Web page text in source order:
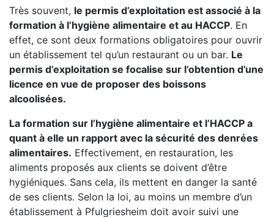
Très souvent, le permis d’exploitation est associé à la
formation à l’hygiène alimentaire et au HACCP. En
effet, ce sont deux formations obligatoires pour ouvrir
un établissement tel qu’un restaurant ou un bar. Le
permis d’exploitation se focalise sur l’obtention d’une
licence en vue de proposer des boissons
alcoolisées.
La formation sur l’hygiène alimentaire et l’HACCP a
quant à elle un rapport avec la sécurité des denrées
alimentaires. Effectivement, en restauration, les
aliments proposés aux clients se doivent d’être
hygiéniques. Sans cela, ils mettent en danger la santé
de ses clients. Selon la loi, au moins un membre d’un
établissement à Pfulgriesheim doit avoir suivi une